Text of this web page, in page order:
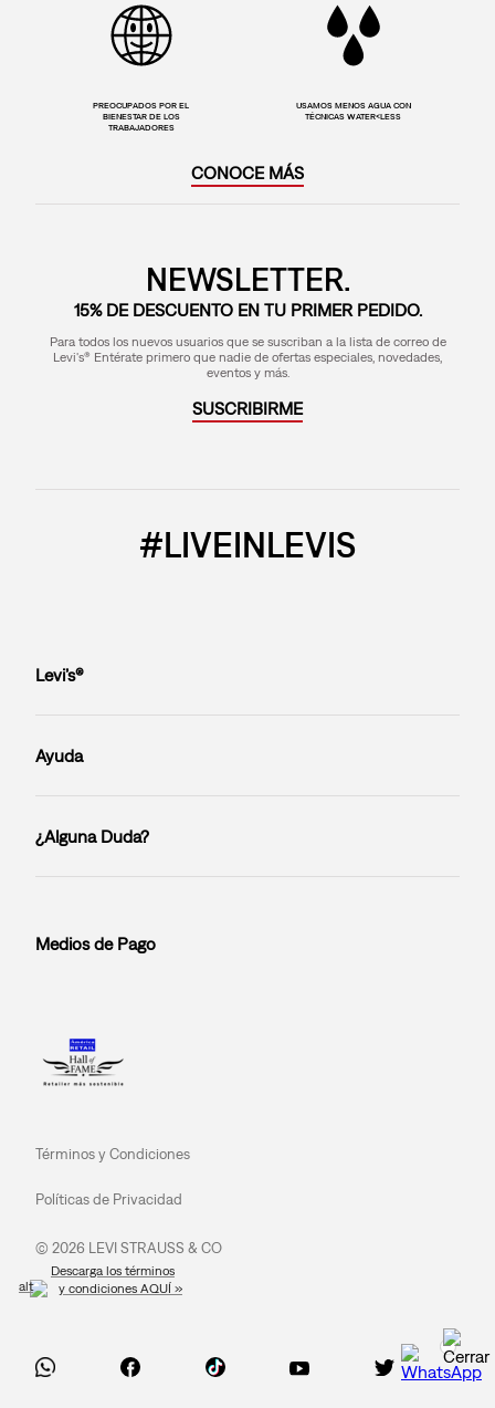
PREOCUPADOS POR EL
BIENESTAR DE LOS
TRABAJADORES
USAMOS MENOS AGUA CON
TÉCNICAS WATER<LESS
CONOCE MÁS
NEWSLETTER.
15% DE DESCUENTO EN TU PRIMER PEDIDO.
Para todos los nuevos usuarios que se suscriban a la lista de correo de
Levi's® Entérate primero que nadie de ofertas especiales, novedades,
eventos y más.
SUSCRIBIRME
#LIVEINLEVIS
Levi’s®
Ayuda
¿Alguna Duda?
Medios de Pago
Términos y Condiciones
Políticas de Privacidad
© 2026 LEVI STRAUSS & CO
Descarga los términos
y condiciones AQUÍ »